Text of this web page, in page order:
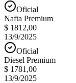
Oficial
Nafta Premium
$ 1812,00
13/9/2025
Oficial
Diesel Premium
$ 1781,00
13/9/2025